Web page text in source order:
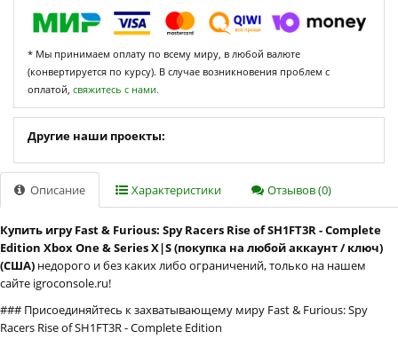
* Мы принимаем оплату по всему миру, в любой валюте
(конвертируется по курсу). В случае возникновения проблем с
оплатой, свяжитесь с нами.
Другие наши проекты:
Описание Характеристики Отзывов (0)
Купить игру Fast & Furious: Spy Racers Rise of SH1FT3R - Complete
Edition Xbox One & Series X|S (покупка на любой аккаунт / ключ)
(США) недорого и без каких либо ограничений, только на нашем
сайте igroconsole.ru!
### Присоединяйтесь к захватывающему миру Fast & Furious: Spy
Racers Rise of SH1FT3R - Complete Edition